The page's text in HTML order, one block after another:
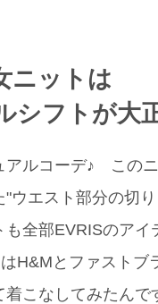
ニットは
シフトが大
アルコーデ♪ この
エスト部分の切
全部EVRISのア
H&Mとファスト
こなしてみたんで